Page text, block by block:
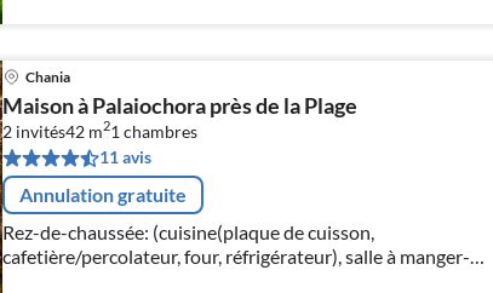
Chania
Maison à Palaiochora près de la Plage
2 invités42 m21 chambres
11 avis
Annulation gratuite
Rez-de-chaussée: (cuisine(plaque de cuisson,
cafetière/percolateur, four, réfrigérateur), salle à manger-
salon(table, coin salon), salle de bains(douche, lavabo, WC))